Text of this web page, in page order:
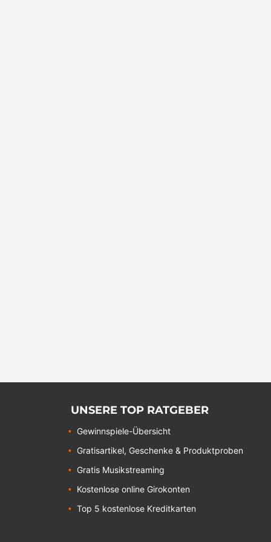
UNSERE TOP RATGEBER
Gewinnspiele-Übersicht
Gratisartikel, Geschenke & Produktproben
Gratis Musikstreaming
Kostenlose online Girokonten
Top 5 kostenlose Kreditkarten